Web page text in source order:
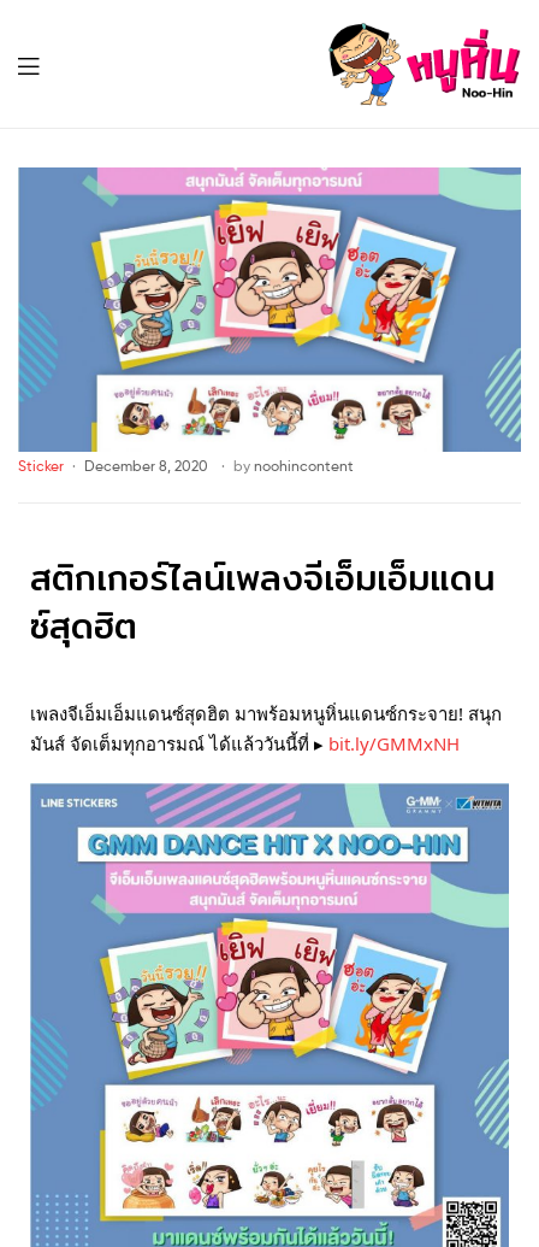
หิ่น
Noo-
Hin
หิ่น
Noo-
Hin
Sticker December 8, 2020 by noohincontent
สติกเกอร์ไลน์เพลงจีเอ็มเอ็มแดน
ซ์สุดฮิต
เพลงจีเอ็มเอ็มแดนซ์สุดฮิต มาพร้อมหนูหิ่นแดนซ์กระจาย! สนุก
มันส์ จัดเต็มทุกอารมณ์ ได้แล้ววันนี้ที่ ▸ bit.ly/GMMxNH